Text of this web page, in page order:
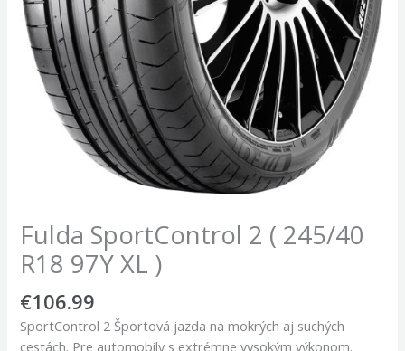
Fulda SportControl 2 ( 245/40
R18 97Y XL )
€106.99
SportControl 2 Športová jazda na mokrých aj suchých
cestách. Pre automobily s extrémne vysokým výkonom.